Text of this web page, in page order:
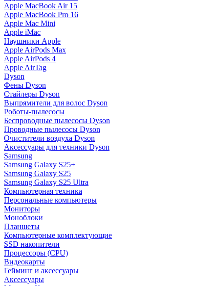
Apple MacBook Air 15
Apple MacBook Pro 16
Apple Mac Mini
Apple iMac
Наушники Apple
Apple AirPods Max
Apple AirPods 4
Apple AirTag
Dyson
Фены Dyson
Стайлеры Dyson
Выпрямители для волос Dyson
Роботы-пылесосы
Беспроводные пылесосы Dyson
Проводные пылесосы Dyson
Очистители воздуха Dyson
Аксессуары для техники Dyson
Samsung
Samsung Galaxy S25+
Samsung Galaxy S25
Samsung Galaxy S25 Ultra
Компьютерная техника
Персональные компьютеры
Мониторы
Моноблоки
Планшеты
Компьютерные комплектующие
SSD накопители
Процессоры (CPU)
Видеокарты
Гейминг и аксессуары
Аксессуары